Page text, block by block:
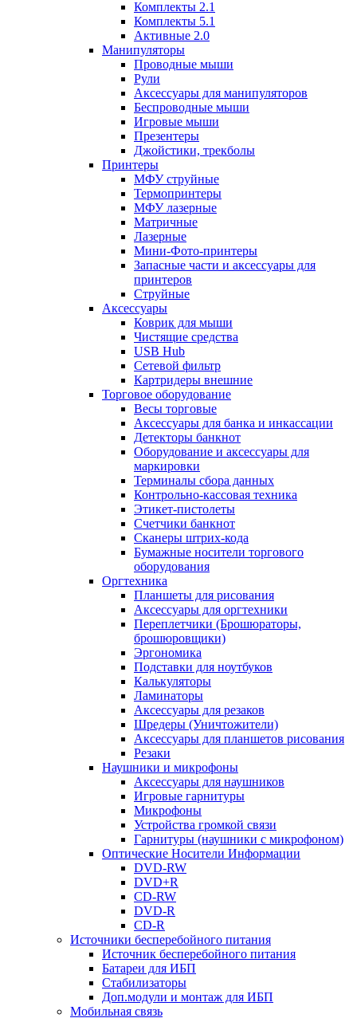
Комплекты 2.1
Комплекты 5.1
Активные 2.0
Манипуляторы
Проводные мыши
Рули
Аксессуары для манипуляторов
Беспроводные мыши
Игровые мыши
Презентеры
Джойстики, трекболы
Принтеры
МФУ струйные
Термопринтеры
МФУ лазерные
Матричные
Лазерные
Мини-Фото-принтеры
Запасные части и аксессуары для
принтеров
Струйные
Аксессуары
Коврик для мыши
Чистящие средства
USB Hub
Сетевой фильтр
Картридеры внешние
Торговое оборудование
Весы торговые
Аксессуары для банка и инкассации
Детекторы банкнот
Оборудование и аксессуары для
маркировки
Терминалы сбора данных
Контрольно-кассовая техника
Этикет-пистолеты
Счетчики банкнот
Сканеры штрих-кода
Бумажные носители торгового
оборудования
Оргтехника
Планшеты для рисования
Аксессуары для оргтехники
Переплетчики (Брошюраторы,
брошюровщики)
Эргономика
Подставки для ноутбуков
Калькуляторы
Ламинаторы
Аксессуары для резаков
Шредеры (Уничтожители)
Аксессуары для планшетов рисования
Резаки
Наушники и микрофоны
Аксессуары для наушников
Игровые гарнитуры
Микрофоны
Устройства громкой связи
Гарнитуры (наушники с микрофоном)
Оптические Носители Информации
DVD-RW
DVD+R
CD-RW
DVD-R
CD-R
Источники бесперебойного питания
Источник бесперебойного питания
Батареи для ИБП
Стабилизаторы
Доп.модули и монтаж для ИБП
Мобильная связь